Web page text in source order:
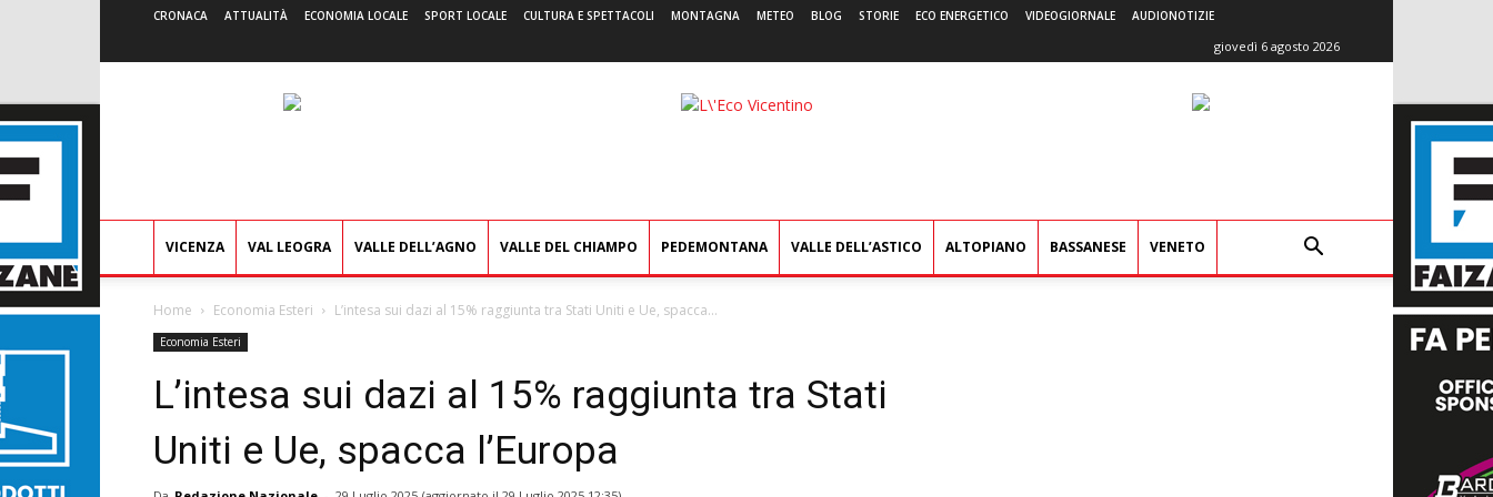
CRONACA ATTUALITÀ ECONOMIA LOCALE SPORT LOCALE CULTURA E SPETTACOLI MONTAGNA METEO BLOG STORIE ECO ENERGETICO VIDEOGIORNALE AUDIONOTIZIE
giovedì 6 agosto 2026
L'Eco
VICENZA VAL LEOGRA VALLE DELL’AGNO VALLE DEL CHIAMPO PEDEMONTANA VALLE DELL’ASTICO ALTOPIANO BASSANESE VENETO
Home Economia Esteri L’intesa sui dazi al 15% raggiunta tra Stati Uniti e Ue, spacca...
Economia Esteri
L’intesa sui dazi al 15% raggiunta tra Stati
Uniti e Ue, spacca l’Europa